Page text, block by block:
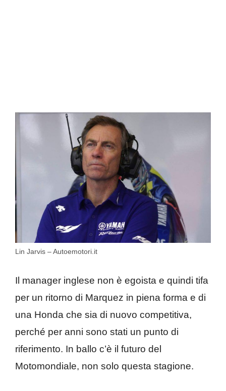
Lin Jarvis – Autoemotori.it
Il manager inglese non è egoista e quindi tifa
per un ritorno di Marquez in piena forma e di
una Honda che sia di nuovo competitiva,
perché per anni sono stati un punto di
riferimento. In ballo c’è il futuro del
Motomondiale, non solo questa stagione.